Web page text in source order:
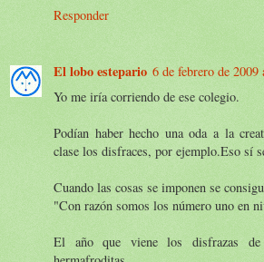
Responder
El lobo estepario 6 de febrero de 2009
Yo me iría corriendo de ese colegio.
Podían haber hecho una oda a la
clase los disfraces, por ejemplo.Eso sí
Cuando las cosas se imponen se
"Con razón somos los número uno en
El año que viene los disfrazas